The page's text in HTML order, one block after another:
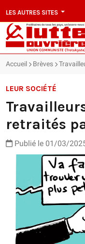
LES AUTRES SITES
Accueil Brèves
LEUR SOCIÉTÉ
retraités
Publié le 01/03/